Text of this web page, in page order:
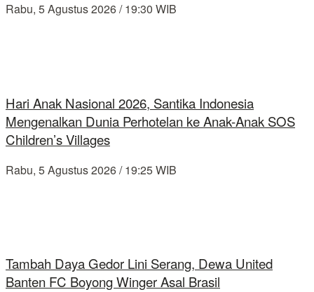
Rabu, 5 Agustus 2026 / 19:30 WIB
Hari Anak Nasional 2026, Santika Indonesia
Mengenalkan Dunia Perhotelan ke Anak-Anak SOS
Children’s Villages
Rabu, 5 Agustus 2026 / 19:25 WIB
Tambah Daya Gedor Lini Serang, Dewa United
Banten FC Boyong Winger Asal Brasil